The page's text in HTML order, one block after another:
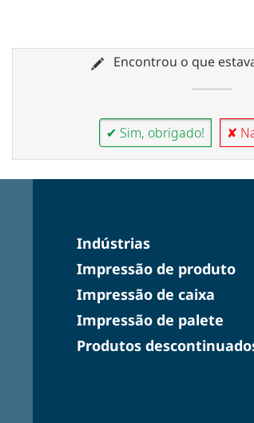
Encontrou o que
✔ Sim, obrigado! ✘
Indústrias
Impressão de produto
Impressão de caixa
Impressão de palete
Produtos